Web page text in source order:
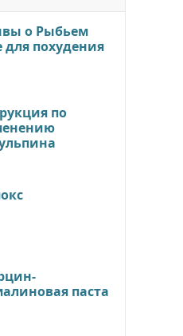
о Рыбьем
похудения
по
паста